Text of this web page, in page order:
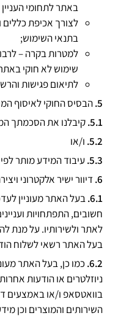
באתר לתחומי
לצורך אכיפת
בתנאי השימוש;
למטרות בקרה –
שימוש לא חוקי
לתיאום פגישות
הבסיס החוקי לאיסוף
קיבלנו את הסכמתך
ו/או
עיבוד המידע מותר לפי
דיוור ישיר אלקטרוני
בעל האתר מעוניין
חשובים, התפתחויות
לאתר ולשירותיו. על מנת
בעל האתר רשאי לשלוח
כמו כן, בעל האתר
בוואטסאפ ו/או באמצעים
השירותים והמוצרים וכן